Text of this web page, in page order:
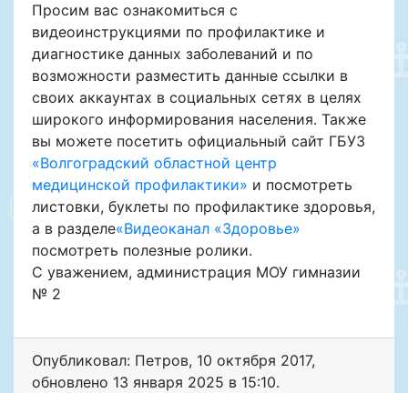
Просим вас ознакомиться с
видеоинструкциями по профилактике и
диагностике данных заболеваний и по
возможности разместить данные ссылки в
своих аккаунтах в социальных сетях в целях
широкого информирования населения. Также
вы можете посетить официальный сайт ГБУЗ
«Волгоградский областной центр
медицинской профилактики» и посмотреть
листовки, буклеты по профилактике здоровья,
а в разделе«Видеоканал «Здоровье»
посмотреть полезные ролики.
С уважением, администрация МОУ гимназии
№ 2
Опубликовал: Петров, 10 октября 2017,
обновлено 13 января 2025 в 15:10.